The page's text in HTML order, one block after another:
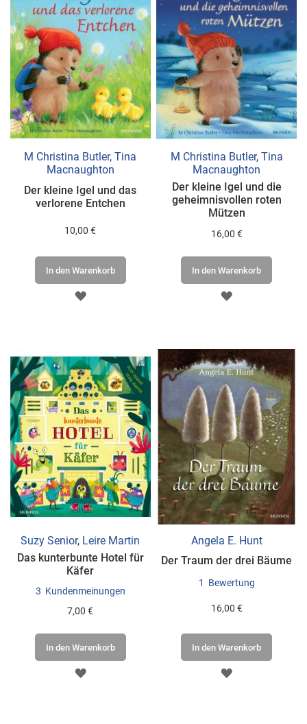
M Christina Butler,Tina
Macnaughton
Der kleine Igel und das
verlorene Entchen
10,00 €
In den Warenkorb
ZUR
M Christina Butler, Tina
Macnaughton
Der kleine Igel und die
geheimnisvollen roten
Mützen
16,00 €
In den Warenkorb
ZUR
Suzy Senior, Leire Martin
Das kunterbunte Hotel für
Käfer
3 Kundenmeinungen
7,00 €
In den Warenkorb
ZUR
Angela E. Hunt
Der Traum der drei Bäume
1 Bewertung
16,00 €
In den Warenkorb
ZUR